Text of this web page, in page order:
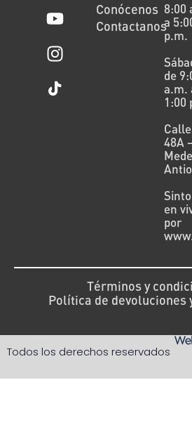
Conócenos
Contactanos
8:00
a
p.m.
de
a.m.
1:00
48A
en
por
Términos y
Política de devoluciones
Todos los derechos reservados